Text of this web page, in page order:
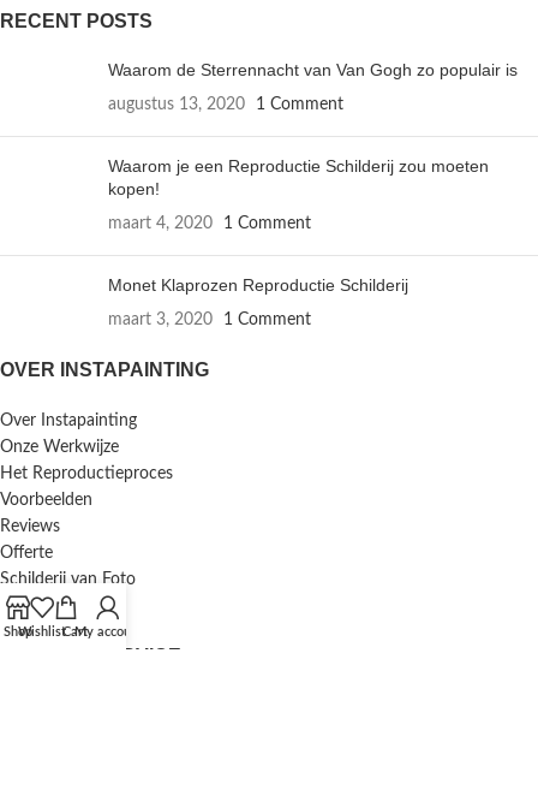
RECENT POSTS
Waarom de Sterrennacht van Van Gogh zo populair is
augustus 13, 2020 1 Comment
Waarom je een Reproductie Schilderij zou moeten
kopen!
maart 4, 2020 1 Comment
Monet Klaprozen Reproductie Schilderij
maart 3, 2020 1 Comment
OVER INSTAPAINTING
Over Instapainting
Onze Werkwijze
Het Reproductieproces
Voorbeelden
Reviews
Offerte
Schilderij van Foto
Inlijstservice
KLANTENSERVICE
ShopWishlistCartMy account